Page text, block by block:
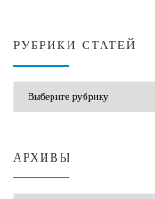
РУБРИКИ СТАТЕЙ
АРХИВЫ